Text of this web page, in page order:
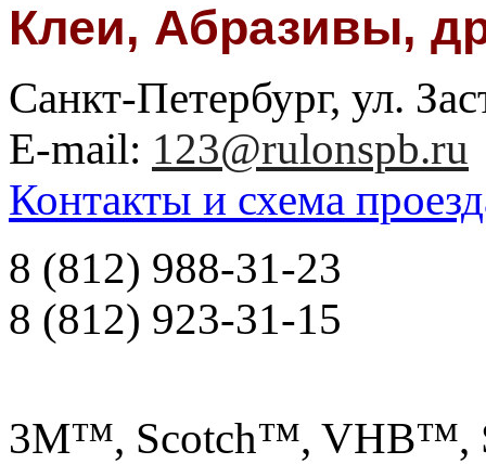
Клеи, Абразивы,
Санкт-Петербург, ул.
E-mail: 123@rulonspb.ru
Контакты и схема
8 (812) 988-31-23
8 (812) 923-31-15
3M™, Scotch™, VHB™,